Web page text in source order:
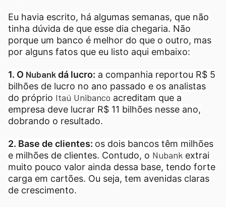
Eu havia escrito, há algumas semanas, que não
tinha dúvida de que esse dia chegaria. Não
porque um banco é melhor do que o outro, mas
por alguns fatos que eu listo aqui embaixo:
1. O Nubankdá lucro: a companhia reportou R$ 5
bilhões de lucro no ano passado e os analistas
do próprio Itaú Unibanco acreditam que a
empresa deve lucrar R$ 11 bilhões nesse ano,
dobrando o resultado.
2. Base de clientes: os dois bancos têm milhões
e milhões de clientes. Contudo, o Nubank extrai
muito pouco valor ainda dessa base, tendo forte
carga em cartões. Ou seja, tem avenidas claras
de crescimento.